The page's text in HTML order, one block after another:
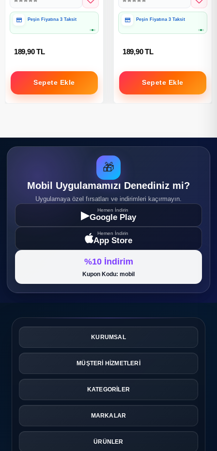
Peşin Fiyatına 3 Taksit
189,90 TL
Sepete Ekle
Peşin Fiyatına 3 Taksit
189,90 TL
Sepete Ekle
🎁
Mobil Uygulamamızı Denediniz mi?
Uygulamaya özel fırsatları ve indirimleri kaçırmayın.
▶ Hemen İndirin
Google Play
Hemen İndirin
App Store
%10 İndirim
Kupon Kodu: mobil
KURUMSAL
MÜŞTERİ HİZMETLERİ
KATEGORİLER
MARKALAR
ÜRÜNLER